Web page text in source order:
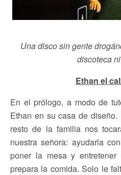
Una disco sin gente
discoteca
Ethan el
En el prólogo, a modo de
Ethan en su casa de
resto de la familia nos
nuestra señora: ayudarla
poner la mesa y
prepara la comida. Solo le